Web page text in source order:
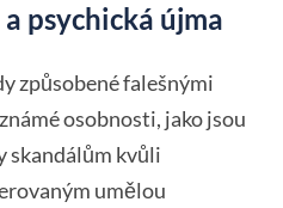
psychická újma
způsobené falešnými
osobnosti, jako jsou
skandálům kvůli
umělou